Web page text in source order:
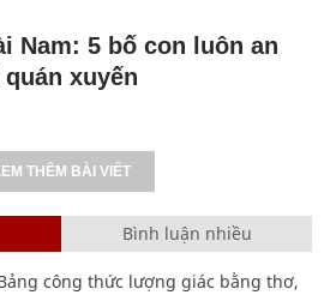
Nam: 5 bố con luôn an
xuyến
THÊM BÀI VIẾT
Bình luận nhiều
công thức lượng giác bằng thơ,